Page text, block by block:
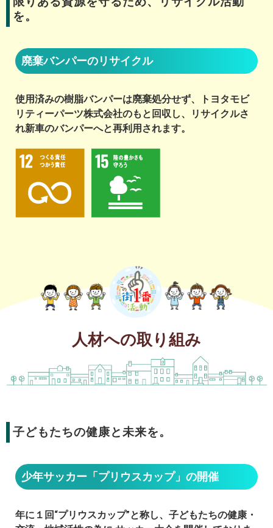
を。
廃棄バンパーのリサイクル
使用済みの樹脂バンパーは廃棄処分せず、トヨタモビ
リティーパーツ株式会社のもと回収し、リサイクルさ
れ新車のバンパーへと再利用されます。
人材への取り組み
子どもたちの健康と未来を。
少年サッカー「プリウスカップ」の開催
年に１回“プリウスカップ”と称し、子どもたちの健康・